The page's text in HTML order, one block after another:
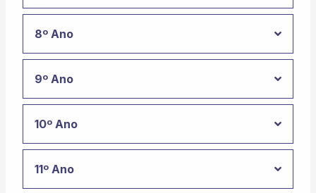
8º Ano
9º Ano
10º Ano
11º Ano